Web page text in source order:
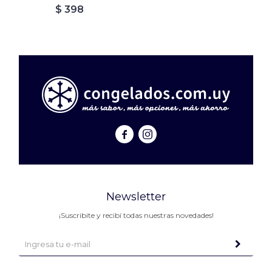
$ 398
 
Newsletter
¡Suscribite y recibí todas nuestras novedades!